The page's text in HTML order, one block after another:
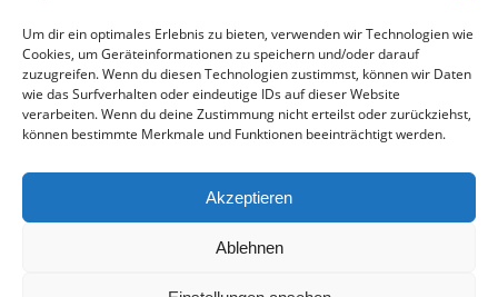
Um dir ein optimales Erlebnis zu bieten, verwenden wir Technologien wie
Cookies, um Geräteinformationen zu speichern und/oder darauf
zuzugreifen. Wenn du diesen Technologien zustimmst, können wir Daten
wie das Surfverhalten oder eindeutige IDs auf dieser Website
verarbeiten. Wenn du deine Zustimmung nicht erteilst oder zurückziehst,
können bestimmte Merkmale und Funktionen beeinträchtigt werden.
Akzeptieren
Ablehnen
28. Juli 2026
Neue Podcast-Folge: So tickt Björn!
27. Juli 2026
Eindrücke vom Stadionfest
Unterhaltsamer Abschlusstest mit später Niederlage
25. Juli 2026